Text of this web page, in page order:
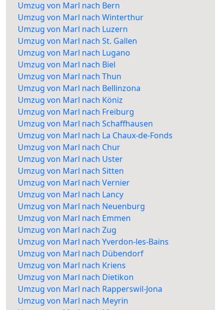
Umzug von Marl nach Bern
Umzug von Marl nach Winterthur
Umzug von Marl nach Luzern
Umzug von Marl nach St. Gallen
Umzug von Marl nach Lugano
Umzug von Marl nach Biel
Umzug von Marl nach Thun
Umzug von Marl nach Bellinzona
Umzug von Marl nach Köniz
Umzug von Marl nach Freiburg
Umzug von Marl nach Schaffhausen
Umzug von Marl nach La Chaux-de-Fonds
Umzug von Marl nach Chur
Umzug von Marl nach Uster
Umzug von Marl nach Sitten
Umzug von Marl nach Vernier
Umzug von Marl nach Lancy
Umzug von Marl nach Neuenburg
Umzug von Marl nach Emmen
Umzug von Marl nach Zug
Umzug von Marl nach Yverdon-les-Bains
Umzug von Marl nach Dübendorf
Umzug von Marl nach Kriens
Umzug von Marl nach Dietikon
Umzug von Marl nach Rapperswil-Jona
Umzug von Marl nach Meyrin